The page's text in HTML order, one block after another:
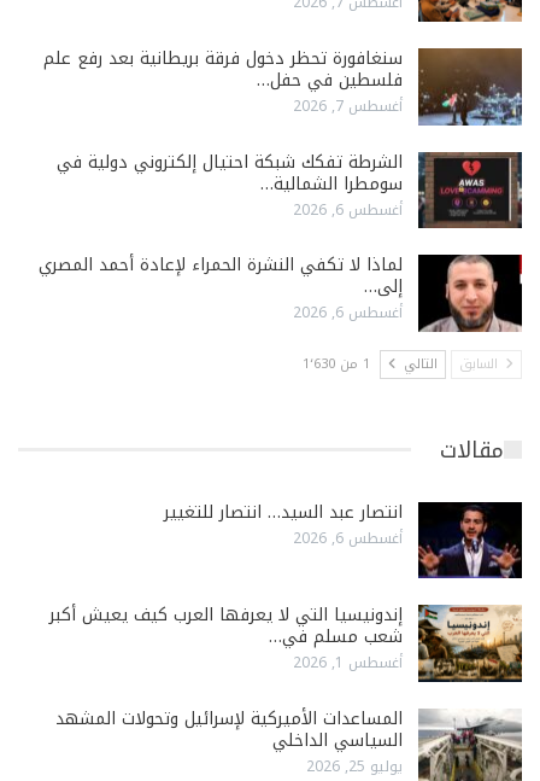
سنغافورة تحظر دخول فرقة بريطانية بعد رفع علم
فلسطين في حفل…
أغسطس 7, 2026
الشرطة تفكك شبكة احتيال إلكتروني دولية في
سومطرا الشمالية…
أغسطس 6, 2026
لماذا لا تكفي النشرة الحمراء لإعادة أحمد المصري
إلى…
أغسطس 6, 2026
السابق التالي 1 من 1٬630
مقالات
انتصار عبد السيد… انتصار للتغيير
أغسطس 6, 2026
إندونيسيا التي لا يعرفها العرب كيف يعيش أكبر
شعب مسلم في…
أغسطس 1, 2026
المساعدات الأميركية لإسرائيل وتحولات المشهد
السياسي الداخلي
يوليو 25, 2026